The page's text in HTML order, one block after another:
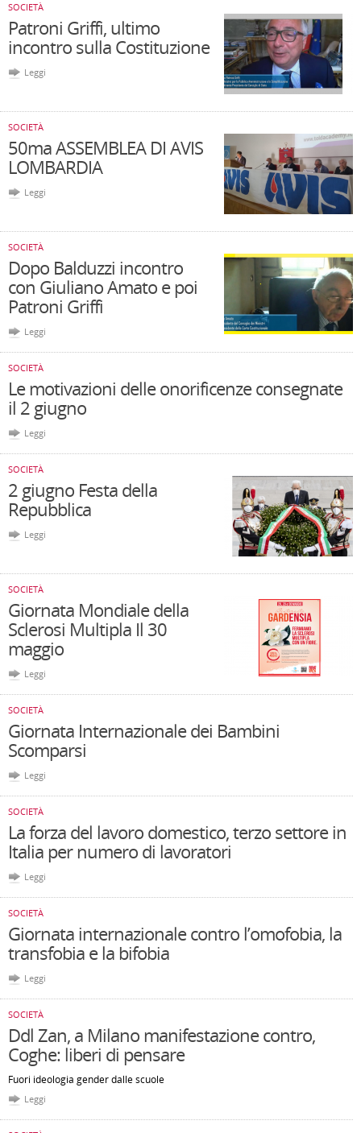
SOCIETÀ
Patroni Griffi, ultimo
incontro sulla Costituzione
Leggi
SOCIETÀ
50ma ASSEMBLEA DI AVIS
LOMBARDIA
Leggi
SOCIETÀ
Dopo Balduzzi incontro
con Giuliano Amato e poi
Patroni Griffi
Leggi
SOCIETÀ
Le motivazioni delle onorificenze consegnate
il 2 giugno
Leggi
SOCIETÀ
2 giugno Festa della
Repubblica
Leggi
SOCIETÀ
Giornata Mondiale della
Sclerosi Multipla Il 30
maggio
Leggi
SOCIETÀ
Giornata Internazionale dei Bambini
Scomparsi
Leggi
SOCIETÀ
La forza del lavoro domestico, terzo settore in
Italia per numero di lavoratori
Leggi
SOCIETÀ
Giornata internazionale contro l’omofobia, la
transfobia e la bifobia
Leggi
SOCIETÀ
Ddl Zan, a Milano manifestazione contro,
Coghe: liberi di pensare
Fuori ideologia gender dalle scuole
Leggi